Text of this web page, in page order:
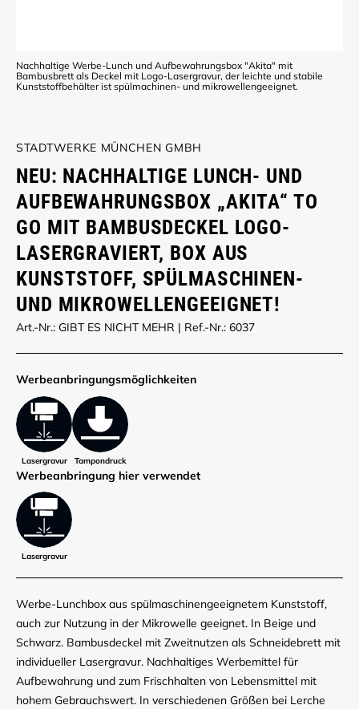
Nachhaltige Werbe-Lunch und Aufbewahrungsbox "Akita" mit
Bambusbrett als Deckel mit Logo-Lasergravur, der leichte und stabile
Kunststoffbehälter ist spülmachinen- und mikrowellengeeignet.
STADTWERKE MÜNCHEN GMBH
NEU: NACHHALTIGE LUNCH- UND
AUFBEWAHRUNGSBOX „AKITA“ TO
GO MIT BAMBUSDECKEL LOGO-
LASERGRAVIERT, BOX AUS
KUNSTSTOFF, SPÜLMASCHINEN-
UND MIKROWELLENGEEIGNET!
Art.-Nr.: GIBT ES NICHT MEHR | Ref.-Nr.: 6037
Werbe­anbringungs­möglich­keiten
Lasergravur Tampondruck
Werbe­anbringung hier verwendet
Lasergravur
Werbe-Lunchbox aus spülmaschinengeeignetem Kunststoff,
auch zur Nutzung in der Mikrowelle geeignet. In Beige und
Schwarz. Bambusdeckel mit Zweitnutzen als Schneidebrett mit
individueller Lasergravur. Nachhaltiges Werbemittel für
Aufbewahrung und zum Frischhalten von Lebensmittel mit
hohem Gebrauchswert. In verschiedenen Größen bei Lerche